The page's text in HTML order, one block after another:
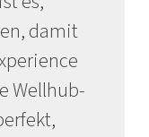
damit
Wellhub-